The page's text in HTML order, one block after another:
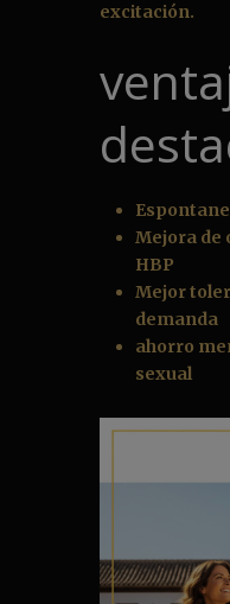
excitación.
Mejora de
HBP
Mejor
demanda
ahorro
sexual